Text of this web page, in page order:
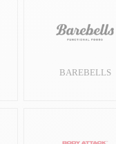
BAREBELLS